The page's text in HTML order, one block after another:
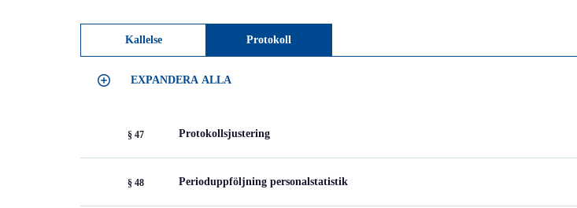
Kallelse Protokoll
EXPANDERA ALLA
§ 47 Protokollsjustering
§ 48 Perioduppföljning personalstatistik